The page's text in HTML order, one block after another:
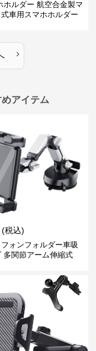
ホルダー 航空合金製マ
車用スマホホルダー
›
アイテム
(税込)
ォンフォルダー車吸
多関節アーム伸縮式